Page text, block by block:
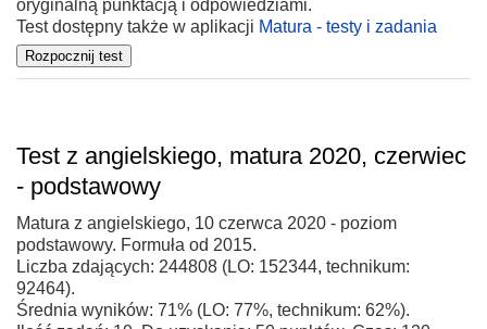
oryginalną punktacją i odpowiedziami.
Test dostępny także w aplikacji Matura - testy i zadania
Test z angielskiego, matura 2020, czerwiec
- podstawowy
Matura z angielskiego, 10 czerwca 2020 - poziom
podstawowy. Formuła od 2015.
Liczba zdających: 244808 (LO: 152344, technikum:
92464).
Średnia wyników: 71% (LO: 77%, technikum: 62%).